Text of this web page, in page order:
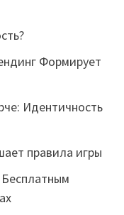
Формирует
Идентичность
правила игры